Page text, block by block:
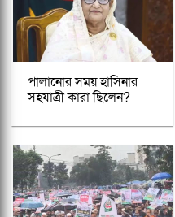
পালানোর সময় হাসিনার
সহযাত্রী কারা ছিলেন?